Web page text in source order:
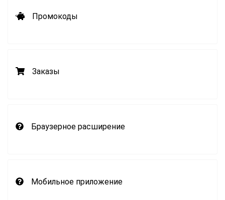
Промокоды
Заказы
Браузерное расширение
Мобильное приложение